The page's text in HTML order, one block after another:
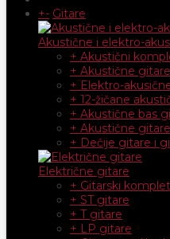
+- Gitare
Akustične i elektro-
+ Akustični
+ Akustične gitare
+ Elektro-
+ 12-žičane
+ Akustične bas
+ Akustične
+ Dečije gitare i
Električne gitare
+ Gitarski
+ ST gitare
+ T gitare
+ LP gitare